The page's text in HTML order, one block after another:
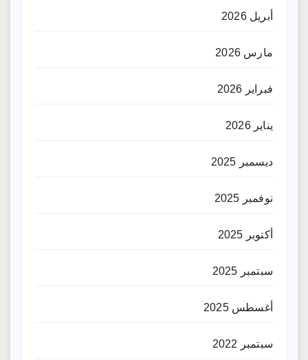
أبريل 2026
مارس 2026
فبراير 2026
يناير 2026
ديسمبر 2025
نوفمبر 2025
أكتوبر 2025
سبتمبر 2025
أغسطس 2025
سبتمبر 2022